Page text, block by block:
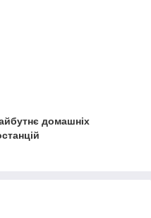
домашніх